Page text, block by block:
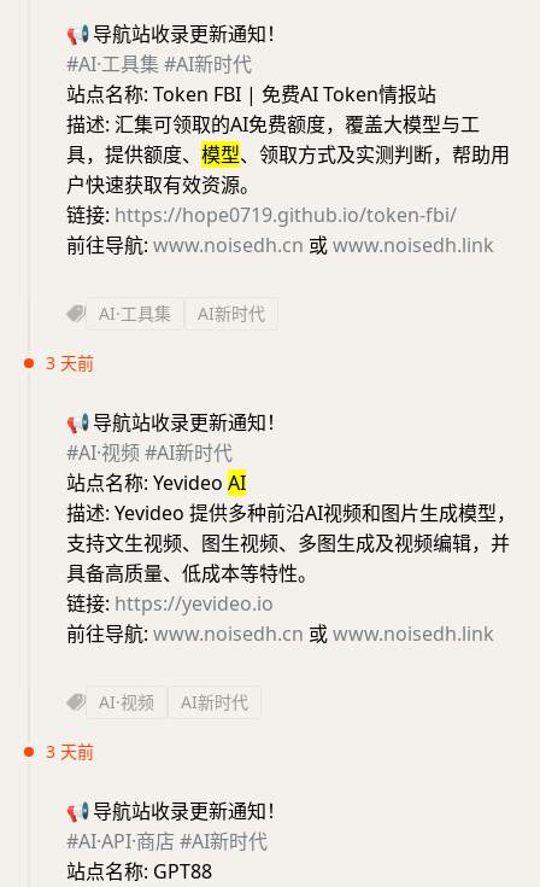
📢导航站收录更新通知！
#AI·工具集 #AI新时代
站点名称: Token FBI | 免费AI Token情报站
描述: 汇集可领取的AI免费额度，覆盖大模型与工
具，提供额度、 模型、领取方式及实测判断，帮助用
户快速获取有效资源。
链接: https://hope0719.github.io/token-fbi/
前往导航: www.noisedh.cn 或www.noisedh.link
AI·工具集 AI新时代
3 天前
📢导航站收录更新通知！
#AI·视频#AI新时代
站点名称: Yevideo AI
描述: Yevideo 提供多种前沿AI视频和图片生成模型，
支持文生视频、图生视频、多图生成及视频编辑，并
具备高质量、低成本等特性。
链接: https://yevideo.io
前往导航: www.noisedh.cn 或www.noisedh.link
AI·视频 AI新时代
3 天前
📢导航站收录更新通知！
#AI·API·商店 #AI新时代
站点名称: GPT88